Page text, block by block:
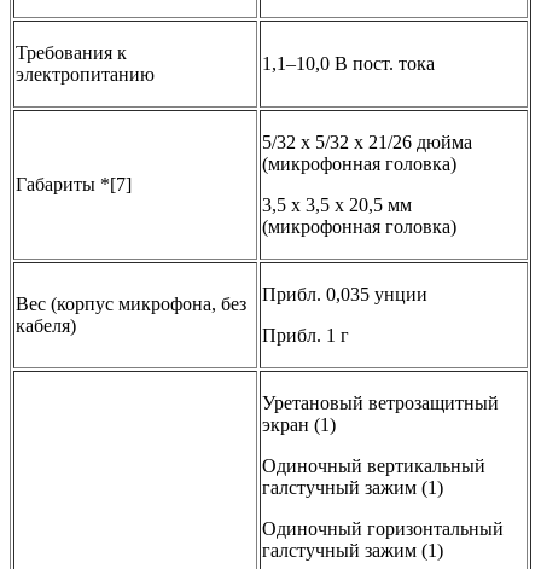
Требования к
электропитанию
1,1–10,0 В пост. тока
Габариты *[7]
5/32 x 5/32 x 21/26 дюйма
(микрофонная головка)
3,5 x 3,5 x 20,5 мм
(микрофонная головка)
Вес (корпус микрофона, без
кабеля)
Прибл. 0,035 унции
Прибл. 1 г
Уретановый ветрозащитный
экран (1)
Одиночный вертикальный
галстучный зажим (1)
Одиночный горизонтальный
галстучный зажим (1)